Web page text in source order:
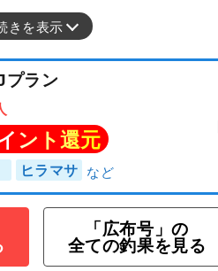
きを表示
プラン
「広布号」の
全ての釣果を見る